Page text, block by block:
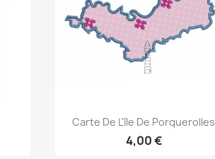
Aperçu rapide
Carte De L'île De Porquerolles
4,00 €